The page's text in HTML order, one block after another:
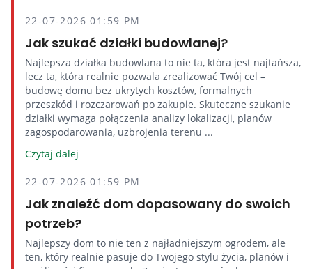
22-07-2026 01:59 PM
Jak szukać działki budowlanej?
Najlepsza działka budowlana to nie ta, która jest najtańsza,
lecz ta, która realnie pozwala zrealizować Twój cel –
budowę domu bez ukrytych kosztów, formalnych
przeszkód i rozczarowań po zakupie. Skuteczne szukanie
działki wymaga połączenia analizy lokalizacji, planów
zagospodarowania, uzbrojenia terenu ...
Czytaj dalej
22-07-2026 01:59 PM
Jak znaleźć dom dopasowany do swoich
potrzeb?
Najlepszy dom to nie ten z najładniejszym ogrodem, ale
ten, który realnie pasuje do Twojego stylu życia, planów i